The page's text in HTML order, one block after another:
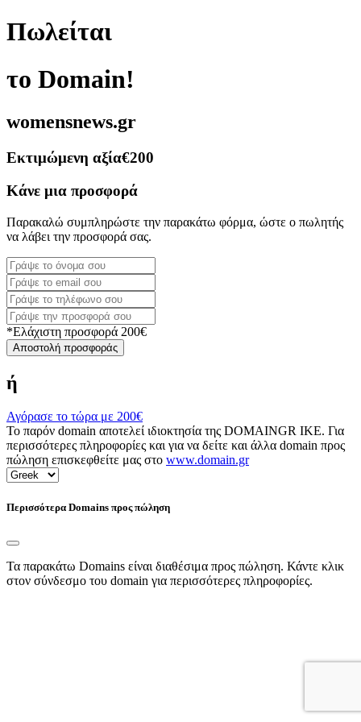
Πωλείται
το Domain!
womensnews.gr
Εκτιμώμενη αξία€200
Κάνε μια προσφορά
Παρακαλώ συμπληρώστε την παρακάτω φόρμα, ώστε ο πωλητής
να λάβει την προσφορά σας.
*Ελάχιστη προσφορά 200€
Αποστολή προσφοράς
ή
Αγόρασε το τώρα με 200€
Το παρόν domain αποτελεί ιδιοκτησία της DOMAINGR ΙΚΕ. Για
περισσότερες πληροφορίες και για να δείτε και άλλα domain προς
πώληση επισκεφθείτε μας στο www.domain.gr
Περισσότερα Domains προς πώληση
Τα παρακάτω Domains είναι διαθέσιμα προς πώληση. Κάντε κλικ
στον σύνδεσμο του domain για περισσότερες πληροφορίες.